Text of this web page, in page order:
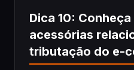
Dica 10:
acessórias
tributação do e-